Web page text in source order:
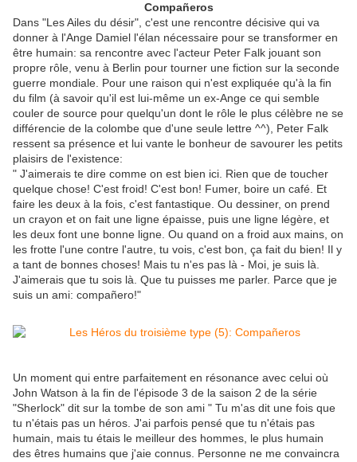
Compañeros
Dans "Les Ailes du désir", c'est une rencontre décisive qui va
donner à l'Ange Damiel l'élan nécessaire pour se transformer en
être humain: sa rencontre avec l'acteur Peter Falk jouant son
propre rôle, venu à Berlin pour tourner une fiction sur la seconde
guerre mondiale. Pour une raison qui n'est expliquée qu'à la fin
du film (à savoir qu'il est lui-même un ex-Ange ce qui semble
couler de source pour quelqu'un dont le rôle le plus célèbre ne se
différencie de la colombe que d'une seule lettre ^^), Peter Falk
ressent sa présence et lui vante le bonheur de savourer les petits
plaisirs de l'existence:
" J'aimerais te dire comme on est bien ici. Rien que de toucher
quelque chose! C'est froid! C'est bon! Fumer, boire un café. Et
faire les deux à la fois, c'est fantastique. Ou dessiner, on prend
un crayon et on fait une ligne épaisse, puis une ligne légère, et
les deux font une bonne ligne. Ou quand on a froid aux mains, on
les frotte l'une contre l'autre, tu vois, c'est bon, ça fait du bien! Il y
a tant de bonnes choses! Mais tu n'es pas là - Moi, je suis là.
J'aimerais que tu sois là. Que tu puisses me parler. Parce que je
suis un ami: compañero!"
Un moment qui entre parfaitement en résonance avec celui où
John Watson à la fin de l'épisode 3 de la saison 2 de la série
"Sherlock" dit sur la tombe de son ami " Tu m'as dit une fois que
tu n'étais pas un héros. J'ai parfois pensé que tu n'étais pas
humain, mais tu étais le meilleur des hommes, le plus humain
des êtres humains que j'aie connus. Personne ne me convaincra